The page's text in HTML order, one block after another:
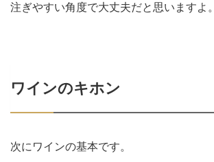
注ぎやすい角度で大丈夫だと思いますよ。
ワインのキホン
次にワインの基本です。